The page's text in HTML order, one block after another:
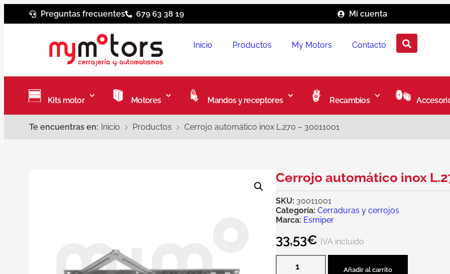
Preguntas frecuentes 679 63 38 19 Mi cuenta
Inicio Productos My Motors Contacto
Kits motor Motores Mandos y receptores Recambios
Te encuentras en: Inicio Productos Cerrojo automático inox L.270 – 30011001
Cerrojo automático inox
SKU: 30011001
Categoría:Cerraduras y cerrojos
Marca: Esmiper
33,53€ IVA incluido
Añadir al carrito